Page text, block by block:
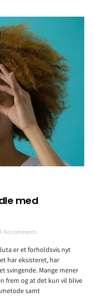
med
No comments
er et forholdsvis nyt
har eksisteret, har
svingende. Mange mener
frem og at det kun vil blive
samt